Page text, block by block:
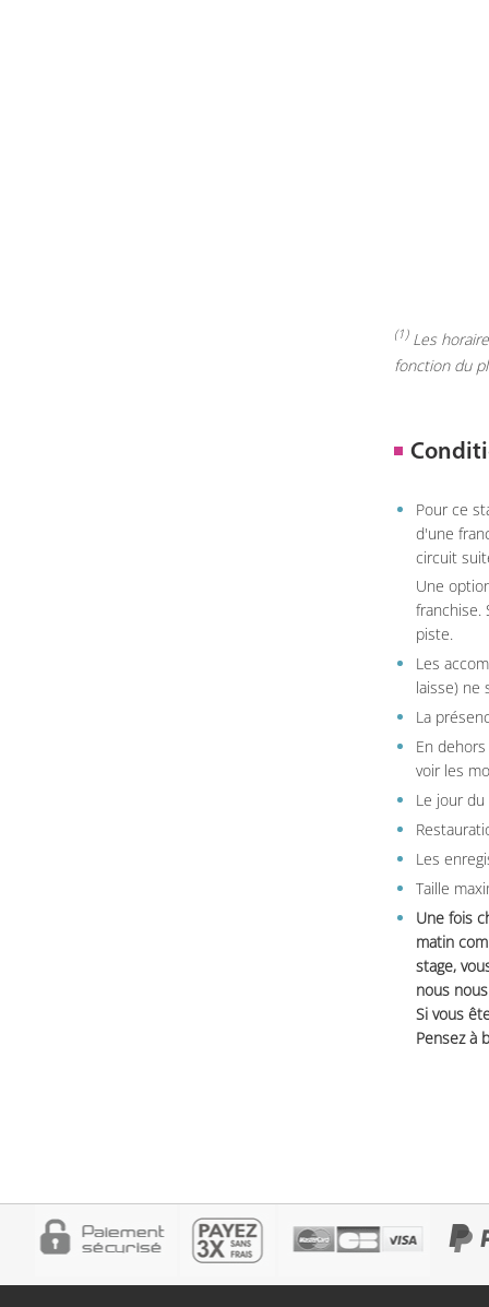
(1)Les
fonction du
Pour ce
d'une
circuit
Une
franchise.
piste.
Les
laisse) ne
La
En
voir les
Le jour
Les
Taille
Une fois
matin
stage,
nous
Si vous
Pensez à